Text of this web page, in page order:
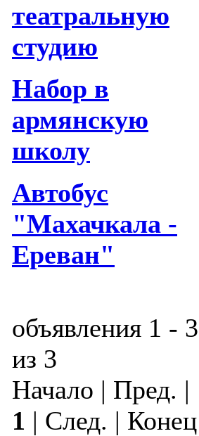
театральную
студию
Набор в
армянскую
школу
Автобус
"Махачкала -
Ереван"
объявления 1 - 3
из 3
Начало | Пред. |
1 | След. | Конец